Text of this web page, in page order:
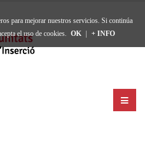
para mejorar nuestros servicios. Si continúa
el uso de cookies. OK + INFO